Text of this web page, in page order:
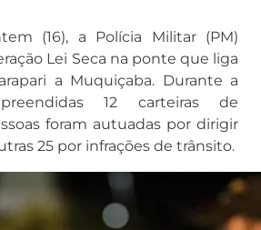
(16), a Polícia Militar (PM)
Lei Seca na ponte que liga
a Muquiçaba. Durante a
12 carteiras de
foram autuadas por dirigir
25 por infrações de trânsito.